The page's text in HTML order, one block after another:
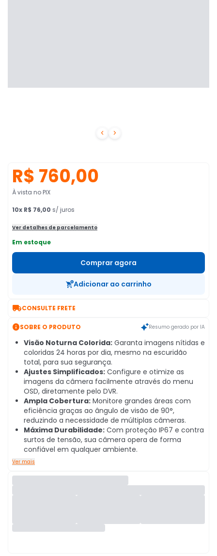
 
R$ 760,00
À vista no PIX
10x R$ 76,00 s/ juros
Ver detalhes de parcelamento
Em estoque
Comprar agora
Adicionar ao carrinho
CONSULTE FRETE
SOBRE O PRODUTO Resumo gerado por IA
Visão Noturna Colorida: Garanta imagens nítidas e
coloridas 24 horas por dia, mesmo na escuridão
total, para sua segurança.
Ajustes Simplificados: Configure e otimize as
imagens da câmera facilmente através do menu
OSD, diretamente pelo DVR.
Ampla Cobertura: Monitore grandes áreas com
eficiência graças ao ângulo de visão de 90°,
reduzindo a necessidade de múltiplas câmeras.
Máxima Durabilidade: Com proteção IP67 e contra
surtos de tensão, sua câmera opera de forma
confiável em qualquer ambiente.
Ver mais